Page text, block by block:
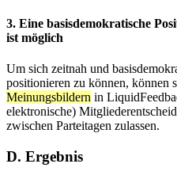
3. Eine basisdemokratische
ist möglich
Um sich zeitnah und
positionieren zu können, können
Meinungsbildern in
elektronische)
zwischen Parteitagen zulassen.
D. Ergebnis